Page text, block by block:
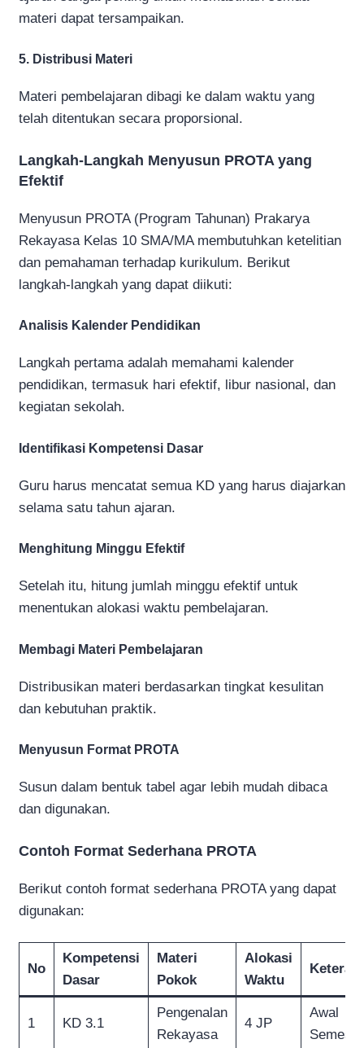
materi dapat tersampaikan.
5. Distribusi Materi
Materi pembelajaran dibagi ke dalam waktu yang
telah ditentukan secara proporsional.
Langkah-Langkah Menyusun PROTA yang
Efektif
Menyusun PROTA (Program Tahunan) Prakarya
Rekayasa Kelas 10 SMA/MA membutuhkan ketelitian
dan pemahaman terhadap kurikulum. Berikut
langkah-langkah yang dapat diikuti:
Analisis Kalender Pendidikan
Langkah pertama adalah memahami kalender
pendidikan, termasuk hari efektif, libur nasional, dan
kegiatan sekolah.
Identifikasi Kompetensi Dasar
Guru harus mencatat semua KD yang harus diajarkan
selama satu tahun ajaran.
Menghitung Minggu Efektif
Setelah itu, hitung jumlah minggu efektif untuk
menentukan alokasi waktu pembelajaran.
Membagi Materi Pembelajaran
Distribusikan materi berdasarkan tingkat kesulitan
dan kebutuhan praktik.
Menyusun Format PROTA
Susun dalam bentuk tabel agar lebih mudah dibaca
dan digunakan.
Contoh Format Sederhana PROTA
Berikut contoh format sederhana PROTA yang dapat
digunakan:
No
Kompetensi
Dasar
Materi
Pokok
Alokasi
Waktu
1 KD 3.1
Pengenalan
Rekayasa
4 JP
Awal